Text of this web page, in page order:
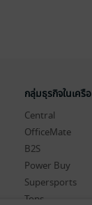
กลุ่มธุรกิจในเครือ
Central
OfficeMate
B2S
Power Buy
Supersports
Tops